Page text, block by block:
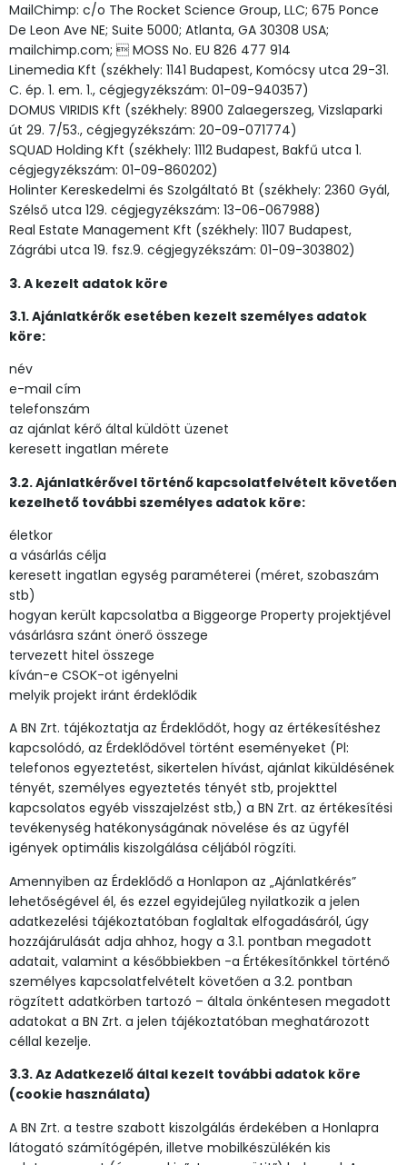
MailChimp: c/o The Rocket Science Group, LLC; 675 Ponce
De Leon Ave NE; Suite 5000; Atlanta, GA 30308 USA;
mailchimp.com;  MOSS No. EU 826 477 914
Linemedia Kft (székhely: 1141 Budapest, Komócsy utca 29-31.
C. ép. 1. em. 1., cégjegyzékszám: 01-09-940357)
DOMUS VIRIDIS Kft (székhely: 8900 Zalaegerszeg, Vizslaparki
út 29. 7/53., cégjegyzékszám: 20-09-071774)
SQUAD Holding Kft (székhely: 1112 Budapest, Bakfű utca 1.
cégjegyzékszám: 01-09-860202)
Holinter Kereskedelmi és Szolgáltató Bt (székhely: 2360 Gyál,
Szélső utca 129. cégjegyzékszám: 13-06-067988)
Real Estate Management Kft (székhely: 1107 Budapest,
Zágrábi utca 19. fsz.9. cégjegyzékszám: 01-09-303802)
3. A kezelt adatok köre
3.1. Ajánlatkérők esetében kezelt személyes adatok
köre:
név
e-mail cím
telefonszám
az ajánlat kérő által küldött üzenet
keresett ingatlan mérete
3.2. Ajánlatkérővel történő kapcsolatfelvételt követően
kezelhető további személyes adatok köre:
életkor
a vásárlás célja
keresett ingatlan egység paraméterei (méret, szobaszám
stb)
hogyan került kapcsolatba a Biggeorge Property projektjével
vásárlásra szánt önerő összege
tervezett hitel összege
kíván-e CSOK-ot igényelni
melyik projekt iránt érdeklődik
A BN Zrt. tájékoztatja az Érdeklődőt, hogy az értékesítéshez
kapcsolódó, az Érdeklődővel történt eseményeket (Pl:
telefonos egyeztetést, sikertelen hívást, ajánlat kiküldésének
tényét, személyes egyeztetés tényét stb, projekttel
kapcsolatos egyéb visszajelzést stb,) a BN Zrt. az értékesítési
tevékenység hatékonyságának növelése és az ügyfél
igények optimális kiszolgálása céljából rögzíti.
Amennyiben az Érdeklődő a Honlapon az „Ajánlatkérés”
lehetőségével él, és ezzel egyidejűleg nyilatkozik a jelen
adatkezelési tájékoztatóban foglaltak elfogadásáról, úgy
hozzájárulását adja ahhoz, hogy a 3.1. pontban megadott
adatait, valamint a későbbiekben -a Értékesítőnkkel történő
személyes kapcsolatfelvételt követően a 3.2. pontban
rögzített adatkörben tartozó – általa önkéntesen megadott
adatokat a BN Zrt. a jelen tájékoztatóban meghatározott
céllal kezelje.
3.3. Az Adatkezelő által kezelt további adatok köre
(cookie használata)
A BN Zrt. a testre szabott kiszolgálás érdekében a Honlapra
látogató számítógépén, illetve mobilkészülékén kis